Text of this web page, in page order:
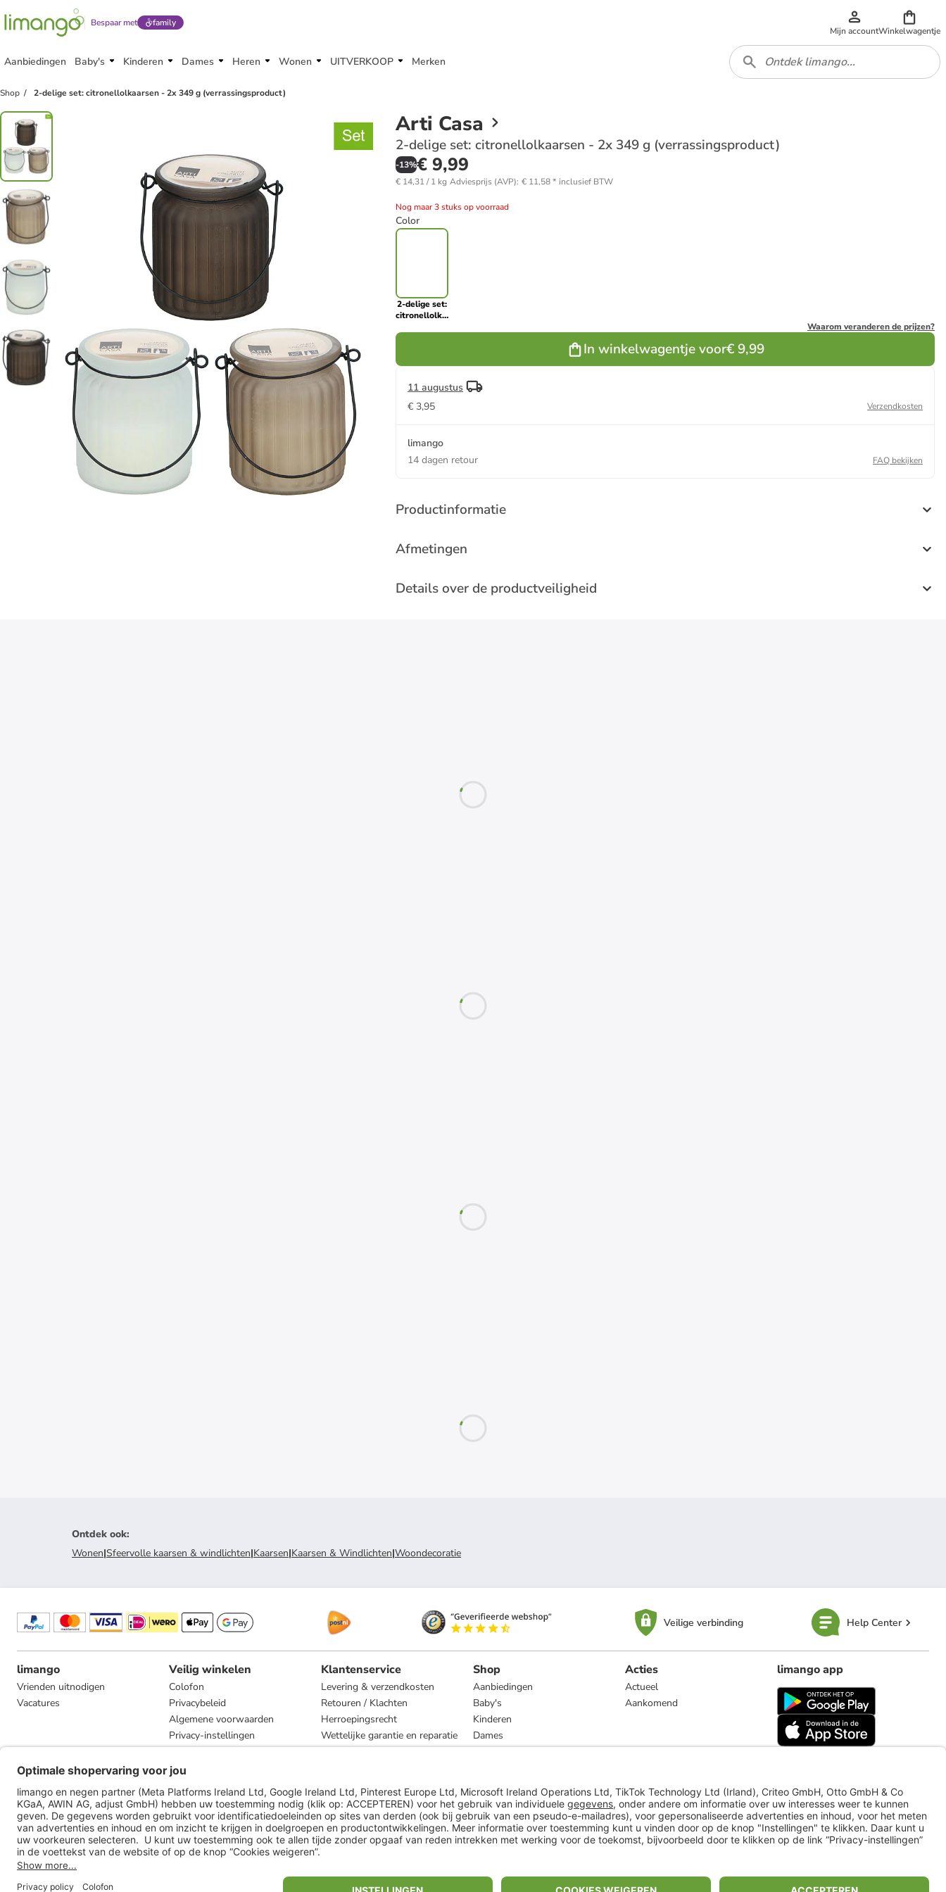
Bespaar met family
Mijn accountWinkelwagentje
Aanbiedingen Baby's Kinderen Dames Heren Wonen UITVERKOOP Merken
Shop 2-delige set: citronellolkaarsen - 2x 349 g (verrassingsproduct)
Arti Casa
2-delige set: citronellolkaarsen - 2x 349 g (verrassingsproduct)
-13%€ 9,99
€ 14,31 / 1 kg Adviesprijs (AVP): € 11,58* inclusief BTW
Nog maar 3 stuks op voorraad
Color
2-delige set:
citronellolkaarsen
(verrassingsproduct)
Waarom veranderen de prijzen?
In winkelwagentje voor€ 9,99
11 augustus
€ 3,95
Verzendkosten
limango
14 dagen retour
FAQ bekijken
Productinformatie
Afmetingen
Details over de productveiligheid
Ontdek ook:
Wonen|Sfeervolle kaarsen & windlichten|Kaarsen|Kaarsen & Windlichten|Woondecoratie
Veilige verbinding Help Center
limango
Vrienden uitnodigen
Vacatures
Veilig winkelen
Colofon
Privacybeleid
Algemene voorwaarden
Privacy-instellingen
Compliance
Klantenservice
Levering & verzendkosten
Retouren / Klachten
Herroepingsrecht
Wettelijke garantie en reparatie
Shop
Aanbiedingen
Baby's
Kinderen
Dames
Heren
Acties
Actueel
Aankomend
limango app
limango.de limango.pl
** Alle prijsopgaven zijn inclusief belasting en exclusief verzendkosten
ᵃ Bij een minimale bestelwaarde van €15.